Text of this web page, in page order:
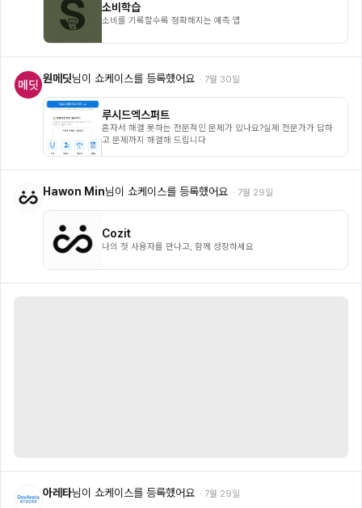
소비학습
소비를 기록할수록 정확해지는 예측 앱
원메딧님이 쇼케이스를 등록했어요 · 7월 30일
루시드엑스퍼트
혼자서 해결 못하는 전문적인 문제가 있나요?실제 전문가가 답하
고 문제까지 해결해 드립니다
Hawon Min님이 쇼케이스를 등록했어요 · 7월 29일
Cozit
나의 첫 사용자를 만나고, 함께 성장하세요
아레타님이 쇼케이스를 등록했어요 · 7월 29일